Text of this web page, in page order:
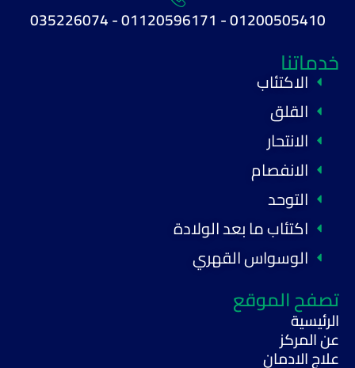
01200505410 - 01120596171 - 035226074
خدماتنا
الاكتئاب
القلق
الانتحار
الانفصام
التوحد
اكتئاب ما بعد الولادة
الوسواس القهري
تصفح الموقع
الرئيسية
عن المركز
علاج الادمان